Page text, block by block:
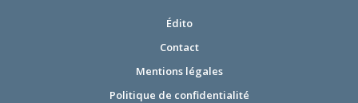
Édito
Contact
Mentions légales
Politique de confidentialité